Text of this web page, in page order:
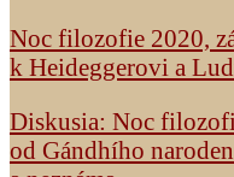
Noc filozofie 2020,
k Heideggerovi a
Diskusia: Noc
od Gándhího